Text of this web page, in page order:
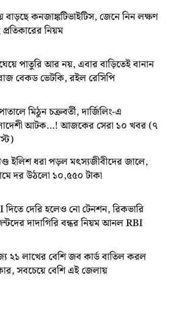
বাড়ছে কনজাঙ্কটিভাইটিস, জেনে নিন লক্ষণ
নিয়ম
পাতুরি আর নয়, এবার বাড়িতেই বানান
বেকড ভেটকি, রইল রেসিপি
মিঠুন চক্রবর্তী, দার্জিলিং-এ
আটক…! আজকের সেরা ১০ খবর (৭
ইলিশ ধরা পড়ল মৎস্যজীবীদের জালে,
দর উঠলো ১০,৫৫০ টাকা
দিতে দেরি হলেও নো টেনশন, রিকভারি
দাদাগিরি বন্ধর নিয়ম আনল RBI
২১ লাখের বেশি জব কার্ড বাতিল করল
সবচেয়ে বেশি এই জেলায়